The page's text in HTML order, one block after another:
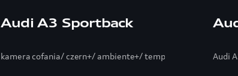
Audi A3 Sportback
kamera cofania/ czern+/ ambiente+/ tempomat/ elektryka
Audi